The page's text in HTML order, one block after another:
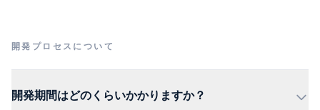
開発プロセスについて
開発期間はどのくらいかかりますか？